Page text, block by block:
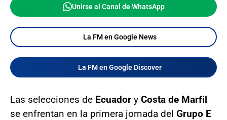
Unirse al Canal de WhatsApp
La FM en Google News
La FM en Google Discover
Las selecciones de Ecuador y Costa de Marfil
se enfrentan en la primera jornada del Grupo E